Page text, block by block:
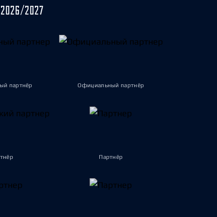
2027
партнёр Официальный партнёр
Партнёр